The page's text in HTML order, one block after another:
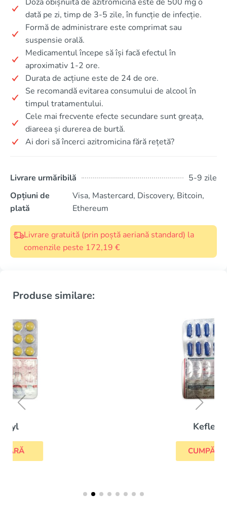
dată pe zi, timp de 3-5 zile, în funcție de infecție.
Formă de administrare este comprimat sau
suspensie orală.
Medicamentul începe să își facă efectul în
aproximativ 1-2 ore.
Durata de acțiune este de 24 de ore.
Se recomandă evitarea consumului de alcool în
timpul tratamentului.
Cele mai frecvente efecte secundare sunt greața,
diareea și durerea de burtă.
Ai dori să încerci azitromicina fără rețetă?
Livrare urmăribilă
5-9 zile
Opțiuni de
plată
Visa, Mastercard, Discovery, Bitcoin,
Ethereum
Livrare gratuită (prin poștă aeriană standard) la
comenzile peste 172,19 €
Produse similare: